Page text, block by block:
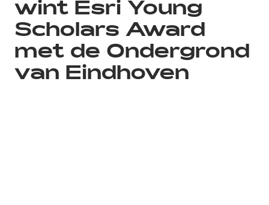
wint Esri Young
Scholars Award
met de Ondergrond
van Eindhoven